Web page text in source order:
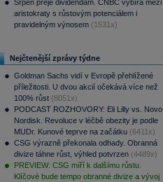
Srpen přeje dividendám. CNBC vybírá mezi
aristokraty s růstovým potenciálem i
pravidelným výnosem (1531x)
Nejčtenější zprávy týdne
Goldman Sachs vidí v Evropě přehlížené
příležitosti. U dvou akcií očekává více než
100% růst (8051x)
PODCAST ROZHOVORY: Eli Lilly vs. Novo
Nordisk. Revoluce v léčbě obezity je podle
MUDr. Kunové teprve na začátku (6411x)
CSG výrazně překonala odhady. Obranná
divize táhne růst, výhled potvrzen (4489x)
PREVIEW: CSG míří k dalšímu růstu.
Klíčové bude tempo obranné divize a vývoj